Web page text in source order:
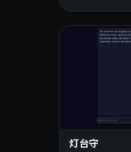
灯台守